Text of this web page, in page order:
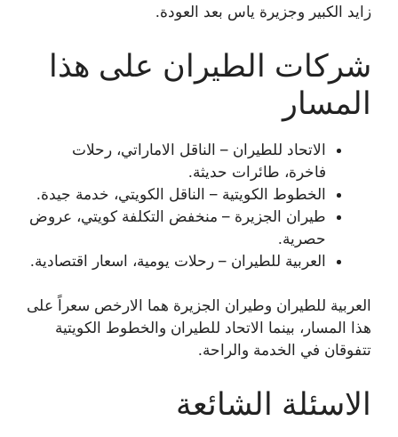
زايد الكبير وجزيرة ياس بعد العودة.
شركات الطيران على هذا
المسار
الاتحاد للطيران – الناقل الاماراتي، رحلات
فاخرة، طائرات حديثة.
الخطوط الكويتية – الناقل الكويتي، خدمة جيدة.
طيران الجزيرة – منخفض التكلفة كويتي، عروض
حصرية.
العربية للطيران – رحلات يومية، اسعار اقتصادية.
العربية للطيران وطيران الجزيرة هما الارخص سعراً على
هذا المسار، بينما الاتحاد للطيران والخطوط الكويتية
تتفوقان في الخدمة والراحة.
الاسئلة الشائعة